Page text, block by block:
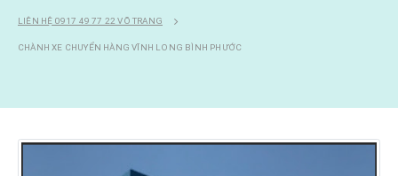
LIÊN HỆ 0917 49 77 22 VÕ TRANG
CHÀNH XE CHUYỂN HÀNG VĨNH LONG BÌNH PHƯỚC